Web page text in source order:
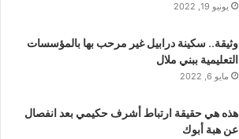
يونيو 19, 2022
وثيقة.. سكينة درابيل غير مرحب بها بالمؤسسات
التعليمية ببني ملال
مايو 6, 2022
هذه هي حقيقة ارتباط أشرف حكيمي بعد انفصال
عن هبة أبوك